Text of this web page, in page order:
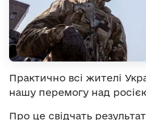
Практично всі жителі
нашу перемогу над
Про це свідчать